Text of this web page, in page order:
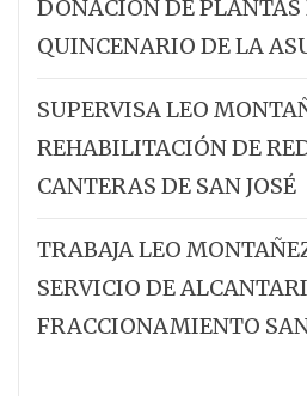
DONACIÓN DE
QUINCENARIO DE LA
SUPERVISA LEO
REHABILITACIÓN DE
CANTERAS DE SAN JOSÉ
TRABAJA LEO
SERVICIO DE
FRACCIONAMIENTO